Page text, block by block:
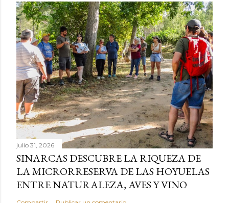
julio 31, 2026
SINARCAS DESCUBRE LA RIQUEZA DE
LA MICRORRESERVA DE LAS HOYUELAS
ENTRE NATURALEZA, AVES Y VINO